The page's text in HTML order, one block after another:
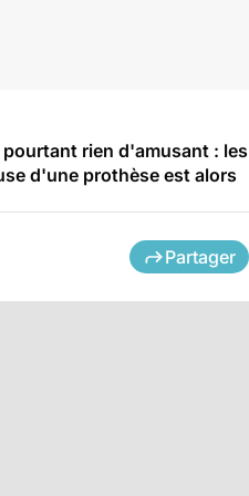
rien d'amusant : les
d'une prothèse est alors
Partager